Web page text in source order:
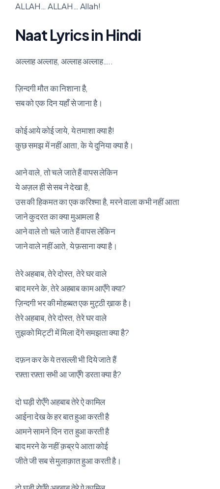
ALLAH… ALLAH… Allah!
Naat Lyrics in Hindi
अल्लाह अल्लाह, अल्लाह अल्लाह…..
ज़िन्दगी मौत का निशाना है,
सब को एक दिन यहाँ से जाना है।
कोई आये कोई जाये, ये तमाशा क्या है!
कुछ समझ में नहीं आता, के ये दुनिया क्या है।
आने वाले, तो चले जाते हैं वापस लेकिन
ये अज़ल ही से सब ने देखा है,
उस की हिकमत का एक करिश्मा है, मरने वाला कभी नहीं आता
जाने कुदरत का क्या मुआमला है
आने वाले तो चले जाते हैं वापस लेकिन
जाने वाले नहीं आते, ये फ़साना क्या है।
तेरे अहबाब, तेरे दोस्त, तेरे घर वाले
बाद मरने के, तेरे अहबाब काम आएँगे क्या?
ज़िन्दगी भर की मोहब्बत एक मुट्ठी ख़ाक है।
तेरे अहबाब, तेरे दोस्त, तेरे घर वाले
तुझको मिट्टी में मिला देंगे समझता क्या है?
दफ़न कर के ये तसल्ली भी दिये जाते हैं
रफ़्ता रफ़्ता सभी आ जाएँगे डरता क्या है?
दो घड़ी रोएँगे अहबाब तेरे ऐ कामिल
आईना देख के हर बात हुआ करती है
आमने सामने दिन रात हुआ करती है
बाद मरने के नहीं क़ब्र पे आता कोई
जीते जी सब से मुलाक़ात हुआ करती है।